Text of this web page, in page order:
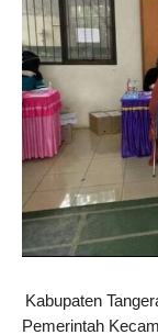
Kabupaten
Pemerintah